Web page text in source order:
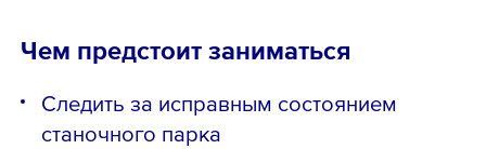
Чем предстоит заниматься
Следить за исправным состоянием
станочного парка